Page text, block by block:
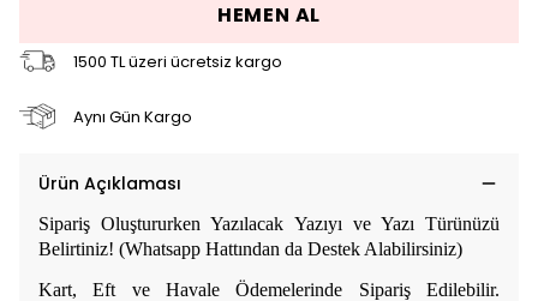
HEMEN AL
1500 TL üzeri ücretsiz kargo
Aynı Gün Kargo
Ürün Açıklaması
Sipariş Oluştururken Yazılacak Yazıyı ve Yazı Türünüzü
Belirtiniz! (Whatsapp Hattından da Destek Alabilirsiniz)
Kart, Eft ve Havale Ödemelerinde Sipariş Edilebilir.